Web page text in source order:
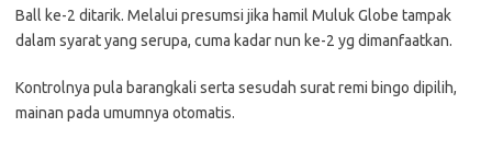
Ball ke-2 ditarik. Melalui presumsi jika hamil Muluk Globe tampak
dalam syarat yang serupa, cuma kadar nun ke-2 yg dimanfaatkan.
Kontrolnya pula barangkali serta sesudah surat remi bingo dipilih,
mainan pada umumnya otomatis.